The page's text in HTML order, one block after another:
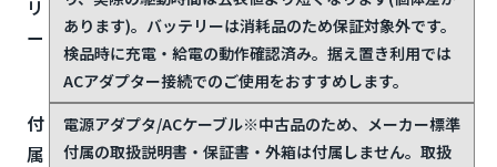
リ
ー
あります)。バッテリーは消耗品のため保証対象外です。
検品時に充電・給電の動作確認済み。据え置き利用では
ACアダプター接続でのご使用をおすすめします。
付
属
電源アダプタ/ACケーブル※中古品のため、メーカー標準
付属の取扱説明書・保証書・外箱は付属しません。取扱